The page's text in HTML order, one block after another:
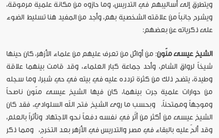
ويتطرق إلى أساليبهم في التدريس، وما حازوه من مكانة علمية مرموقة،
ويشرح جانباً من علاقته الشخصية بهم، وأجد من المفيد هنا تسليط الضوء
على ذكرياته عن بعضهم:
الشيخ عيسى منّون: من أوائل من تعرف عليهم من علماء الأزهر، كان حينها
شيخاً لرواق الشام، وأحد جماعة كبار العلماء، وقد قامت بينهما علاقة
وطيدة، يتضح ذلك من كثرة تردده عليه في بيته في حي شبرا، وما سجله
من حوارات علمية جرت بينهما، كان فيها الشيخ عيسى منّون ناصحاً
وموجهاً وممتحناً، وبحسب ما روى الشيخ فتح الله السلوادي، فقد كان
الشيخ عيسى من أكثر من أثّر في نفسه دفعاً نحو الاجتهاد وتأثراً بالعلم،
وقد ألحّ عليه بالبقاء في مصر والتدريس في الأزهر بعد التخرج، ومما ذكر